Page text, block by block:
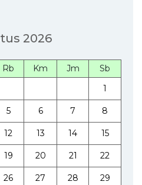
2026
Rb Km Jm
Sb
1
5 6 7 8
12 13 14 15
19 20 21 22
26 27 28 29